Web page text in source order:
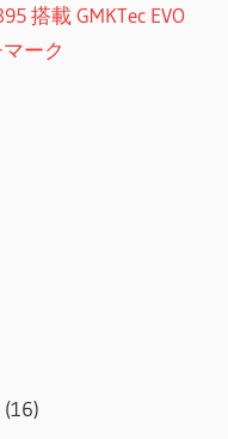
搭載 GMKTec EVO
ーク
(16)